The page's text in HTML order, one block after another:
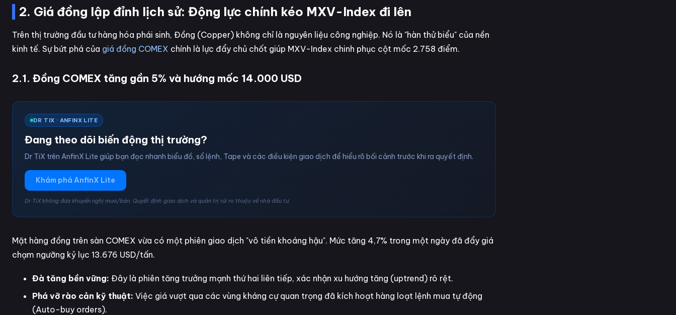
2. Giá đồng lập đỉnh lịch sử: Động lực chính kéo MXV-Index đi lên
Trên thị trường đầu tư hàng hóa phái sinh, Đồng (Copper) không chỉ là nguyên liệu công nghiệp. Nó là "hàn thử biểu" của nền
kinh tế. Sự bứt phá của giá đồng COMEX chính là lực đẩy chủ chốt giúp MXV-Index chinh phục cột mốc 2.758 điểm.
2.1. Đồng COMEX tăng gần 5% và hướng mốc 14.000 USD
DR TIX · ANFINX LITE
Đang theo dõi biến động thị trường?
Dr TiX trên AnfinX Lite giúp bạn đọc nhanh biểu đồ, sổ lệnh, Tape và các điều kiện giao dịch để hiểu rõ bối cảnh trước khi ra quyết định.
Khám phá AnfinX Lite
Dr TiX không đưa khuyến nghị mua/bán. Quyết định giao dịch và quản trị rủi ro thuộc về nhà đầu tư.
Mặt hàng đồng trên sàn COMEX vừa có một phiên giao dịch "vô tiền khoáng hậu". Mức tăng 4,7% trong một ngày đã đẩy giá
chạm ngưỡng kỷ lục 13.676 USD/tấn.
Đà tăng bền vững: Đây là phiên tăng trưởng mạnh thứ hai liên tiếp, xác nhận xu hướng tăng (uptrend) rõ rệt.
Phá vỡ rào cản kỹ thuật: Việc giá vượt qua các vùng kháng cự quan trọng đã kích hoạt hàng loạt lệnh mua tự động
(Auto-buy orders).